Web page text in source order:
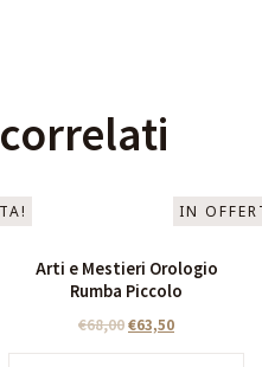
IN
Arti e Mestieri Orologio
Rumba Piccolo
€68,00€63,50